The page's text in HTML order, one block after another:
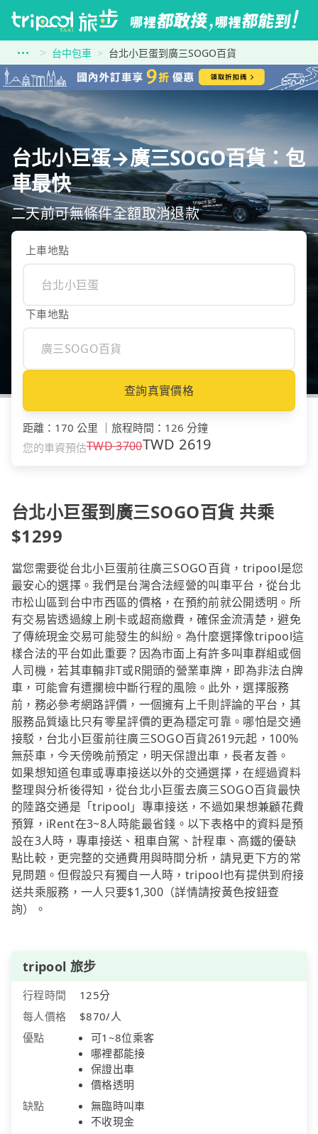
台中包車 台北小巨蛋到廣三SOGO百貨
台北小巨蛋→廣三SOGO百貨：包
車最快
二天前可無條件全額取消退款
上車地點
下車地點
查詢真實價格
距離 ： 170 公里 旅程時間 ： 126 分鐘
您的車資預估TWD3700TWD 2619
台北小巨蛋到廣三SOGO百貨 共乘
$1299
當您需要從台北小巨蛋前往廣三SOGO百貨，tripool是您
最安心的選擇。我們是台灣合法經營的叫車平台，從台北
市松山區到台中市西區的價格，在預約前就公開透明。所
有交易皆透過線上刷卡或超商繳費，確保金流清楚，避免
了傳統現金交易可能發生的糾紛。為什麼選擇像tripool這
樣合法的平台如此重要？因為市面上有許多叫車群組或個
人司機，若其車輛非T或R開頭的營業車牌，即為非法白牌
車，可能會有遭攔檢中斷行程的風險。此外，選擇服務
前，務必參考網路評價，一個擁有上千則評論的平台，其
服務品質遠比只有零星評價的更為穩定可靠。哪怕是交通
接駁，台北小巨蛋前往廣三SOGO百貨2619元起，100%
無菸車，今天傍晚前預定，明天保證出車，長者友善。
如果想知道包車或專車接送以外的交通選擇，在經過資料
整理與分析後得知，從台北小巨蛋去廣三SOGO百貨最快
的陸路交通是「tripool」專車接送，不過如果想兼顧花費
預算，iRent在3~8人時能最省錢。以下表格中的資料是預
設在3人時，專車接送、租車自駕、計程車、高鐵的優缺
點比較，更完整的交通費用與時間分析，請見更下方的常
見問題。但假設只有獨自一人時，tripool也有提供到府接
送共乘服務，一人只要$1,300（詳情請按黃色按鈕查
詢）。
tripool 旅步
行程時間
125分
每人價格
$870/人
優點
可1~8位乘客
哪裡都能接
保證出車
價格透明
缺點
無臨時叫車
不收現金